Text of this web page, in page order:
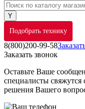
Подобрать технику
8(800)200-99-58
Заказать звонок
Оставьте Ваше
специалисты
решения Вашего